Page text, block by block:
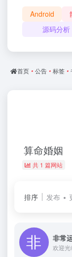
Android
源码分析
首页 • 公告 • 标签 •
算命婚姻
共 1 篇网站
排序 发布
非常